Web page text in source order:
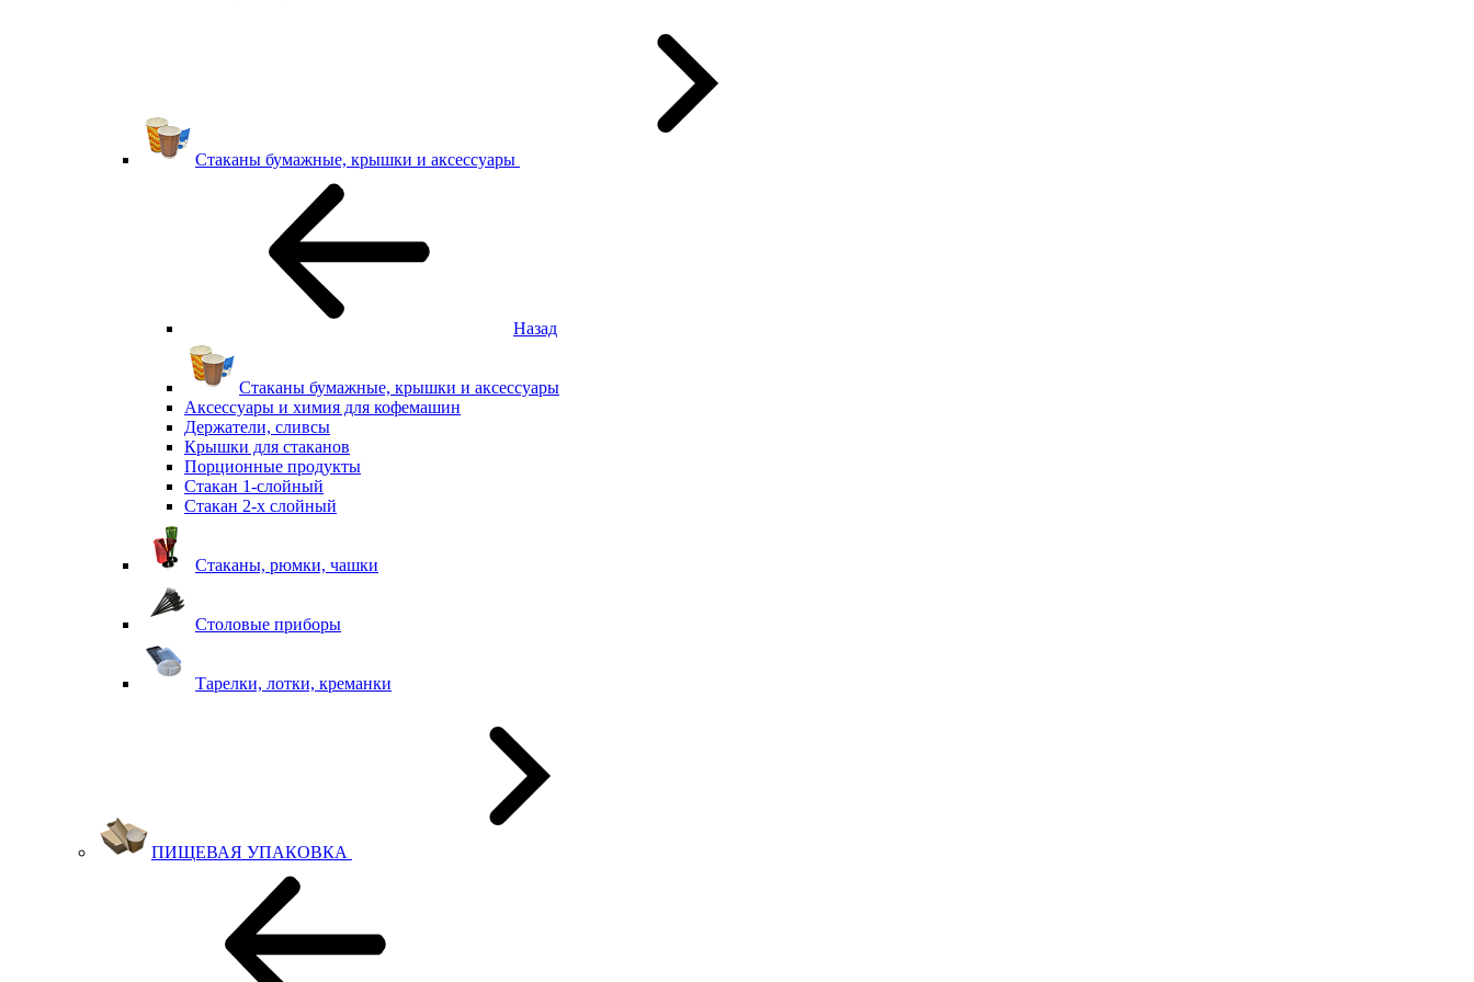
Стаканы бумажные, крышки и аксессуары
Назад
Стаканы бумажные, крышки и аксессуары
Аксессуары и химия для кофемашин
Держатели, сливсы
Крышки для стаканов
Порционные продукты
Стакан 1-слойный
Стакан 2-х слойный
Стаканы, рюмки, чашки
Столовые приборы
Тарелки, лотки, креманки
ПИЩЕВАЯ УПАКОВКА